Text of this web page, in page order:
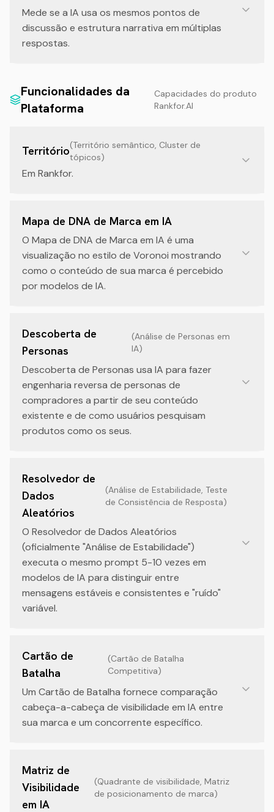
Mede se a IA usa os mesmos pontos de
discussão e estrutura narrativa em múltiplas
respostas.
Funcionalidades da
Plataforma
Capacidades do produto
Rankfor.AI
Território(Território semântico, Cluster de
tópicos)
Em Rankfor.
Mapa de DNA de Marca em IA
O Mapa de DNA de Marca em IA é uma
visualização no estilo de Voronoi mostrando
como o conteúdo de sua marca é percebido
por modelos de IA.
Descoberta de
Personas
(Análise de Personas em
IA)
Descoberta de Personas usa IA para fazer
engenharia reversa de personas de
compradores a partir de seu conteúdo
existente e de como usuários pesquisam
produtos como os seus.
Resolvedor de
Dados
Aleatórios
(Análise de Estabilidade, Teste
de Consistência de Resposta)
O Resolvedor de Dados Aleatórios
(oficialmente "Análise de Estabilidade")
executa o mesmo prompt 5-10 vezes em
modelos de IA para distinguir entre
mensagens estáveis e consistentes e "ruído"
variável.
Cartão de
Batalha
(Cartão de Batalha
Competitiva)
Um Cartão de Batalha fornece comparação
cabeça-a-cabeça de visibilidade em IA entre
sua marca e um concorrente específico.
Matriz de
Visibilidade
em IA
(Quadrante de visibilidade, Matriz
de posicionamento de marca)